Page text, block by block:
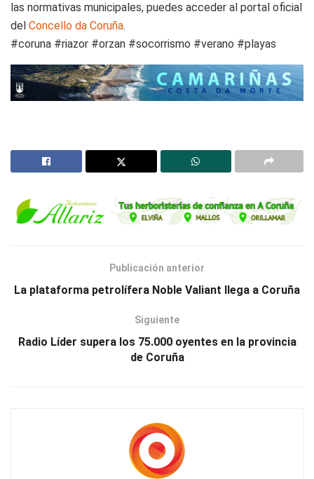
las normativas municipales, puedes acceder al portal oficial
del Concello da Coruña.
#coruna #riazor #orzan #socorrismo #verano #playas
Publicación anterior
La plataforma petrolífera Noble Valiant llega a Coruña
Siguiente
Radio Líder supera los 75.000 oyentes en la provincia
de Coruña